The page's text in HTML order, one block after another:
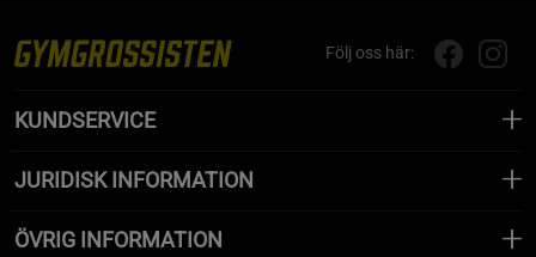
Följ oss här:
KUNDSERVICE
JURIDISK INFORMATION
ÖVRIG INFORMATION